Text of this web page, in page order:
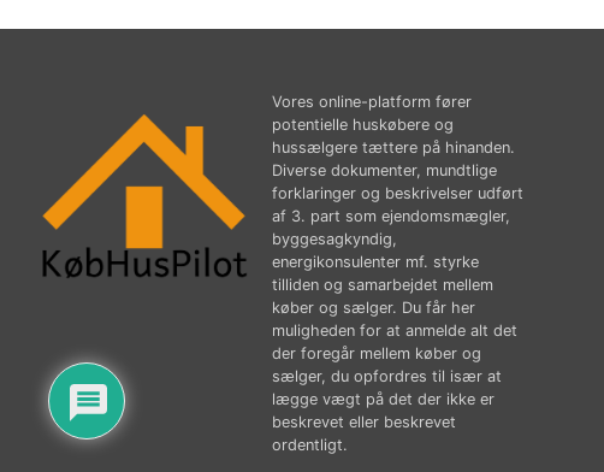
Vores online-platform fører
potentielle huskøbere og
hussælgere tættere på hinanden.
Diverse dokumenter, mundtlige
forklaringer og beskrivelser udført
af 3. part som ejendomsmægler,
byggesagkyndig,
energikonsulenter mf. styrke
tilliden og samarbejdet mellem
køber og sælger. Du får her
muligheden for at anmelde alt det
der foregår mellem køber og
sælger, du opfordres til især at
lægge vægt på det der ikke er
beskrevet eller beskrevet
ordentligt.